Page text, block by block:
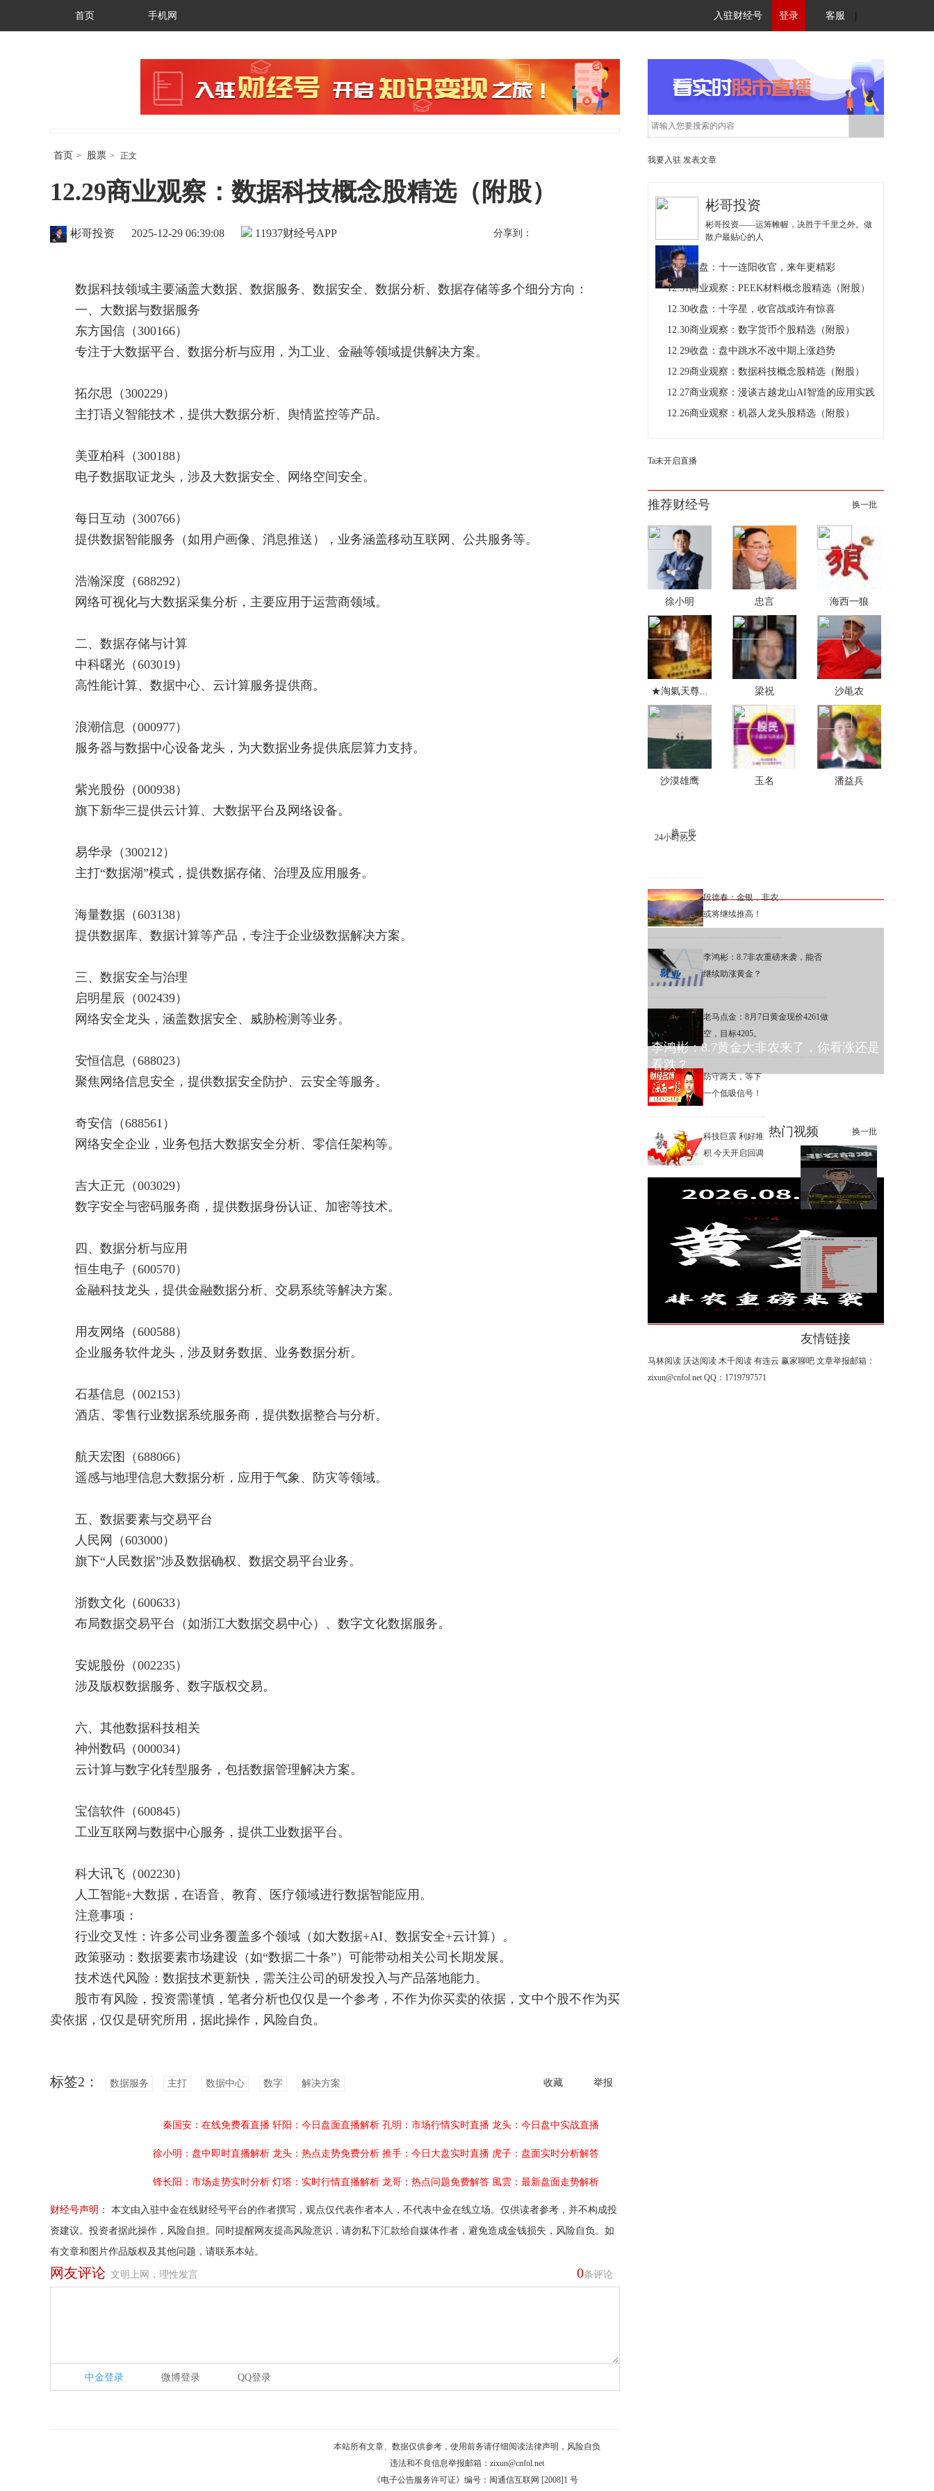
首页 手机网 入驻财经号 登录 客服
首页 > 股票 > 正文
12.29商业观察：数据科技概念股精选（附股）
财经号APP
彬哥投资 2025-12-29 06:39:08 11937 分享到：
数据科技领域主要涵盖大数据、数据服务、数据安全、数据分析、数据存储等多个细分方向：
一、大数据与数据服务
东方国信（300166）
专注于大数据平台、数据分析与应用，为工业、金融等领域提供解决方案。
拓尔思（300229）
主打语义智能技术，提供大数据分析、舆情监控等产品。
美亚柏科（300188）
电子数据取证龙头，涉及大数据安全、网络空间安全。
每日互动（300766）
提供数据智能服务（如用户画像、消息推送），业务涵盖移动互联网、公共服务等。
浩瀚深度（688292）
网络可视化与大数据采集分析，主要应用于运营商领域。
二、数据存储与计算
中科曙光（603019）
高性能计算、数据中心、云计算服务提供商。
浪潮信息（000977）
服务器与数据中心设备龙头，为大数据业务提供底层算力支持。
紫光股份（000938）
旗下新华三提供云计算、大数据平台及网络设备。
易华录（300212）
主打“数据湖”模式，提供数据存储、治理及应用服务。
海量数据（603138）
提供数据库、数据计算等产品，专注于企业级数据解决方案。
三、数据安全与治理
启明星辰（002439）
网络安全龙头，涵盖数据安全、威胁检测等业务。
安恒信息（688023）
聚焦网络信息安全，提供数据安全防护、云安全等服务。
奇安信（688561）
网络安全企业，业务包括大数据安全分析、零信任架构等。
吉大正元（003029）
数字安全与密码服务商，提供数据身份认证、加密等技术。
四、数据分析与应用
恒生电子（600570）
金融科技龙头，提供金融数据分析、交易系统等解决方案。
用友网络（600588）
企业服务软件龙头，涉及财务数据、业务数据分析。
石基信息（002153）
酒店、零售行业数据系统服务商，提供数据整合与分析。
航天宏图（688066）
遥感与地理信息大数据分析，应用于气象、防灾等领域。
五、数据要素与交易平台
人民网（603000）
旗下“人民数据”涉及数据确权、数据交易平台业务。
浙数文化（600633）
布局数据交易平台（如浙江大数据交易中心）、数字文化数据服务。
安妮股份（002235）
涉及版权数据服务、数字版权交易。
六、其他数据科技相关
神州数码（000034）
云计算与数字化转型服务，包括数据管理解决方案。
宝信软件（600845）
工业互联网与数据中心服务，提供工业数据平台。
科大讯飞（002230）
人工智能+大数据，在语音、教育、医疗领域进行数据智能应用。
注意事项：
行业交叉性：许多公司业务覆盖多个领域（如大数据+AI、数据安全+云计算）。
政策驱动：数据要素市场建设（如“数据二十条”）可能带动相关公司长期发展。
技术迭代风险：数据技术更新快，需关注公司的研发投入与产品落地能力。
股市有风险，投资需谨慎，笔者分析也仅仅是一个参考，不作为你买卖的依据，文中个股不作为买
卖依据，仅仅是研究所用，据此操作，风险自负。
收藏 举报
标签2： 数据服务 主打 数据中心 数字 解决方案
秦国安：在线免费看直播 轩阳：今日盘面直播解析 孔明：市场行情实时直播 龙头：今日盘中实战直播
徐小明：盘中即时直播解析 龙头：热点走势免费分析 推手：今日大盘实时直播 虎子：盘面实时分析解答
锋长阳：市场走势实时分析 灯塔：实时行情直播解析 龙哥：热点问题免费解答 風雲：最新盘面走势解析
财经号声明：
本文由入驻中金在线财经号平台的作者撰写，观点仅代表作者本人，不代表中金在线立场。仅供读者参考，并不构成投
资建议。投资者据此操作，风险自担。同时提醒网友提高风险意识，请勿私下汇款给自媒体作者，避免造成金钱损失，风险自负。如
有文章和图片作品版权及其他问题，请联系本站。
0条评论
网友评论 文明上网，理性发言
中金登录 微博登录 QQ登录
我要入驻 发表文章
彬哥投资
彬哥投资——运筹帷幄，决胜于千里之外。做
散户最贴心的人
12.31收盘：十一连阳收官，来年更精彩
12.31商业观察：PEEK材料概念股精选（附股）
12.30收盘：十字星，收官战或许有惊喜
12.30商业观察：数字货币个股精选（附股）
12.29收盘：盘中跳水不改中期上涨趋势
12.29商业观察：数据科技概念股精选（附股）
12.27商业观察：漫谈古越龙山AI智造的应用实践
12.26商业观察：机器人龙头股精选（附股）
Ta未开启直播
推荐财经号 换一批
徐小明 忠言 海西一狼
★淘氣天尊... 梁祝 沙黾农
沙漠雄鹰 玉名 潘益兵
24小时热文
换一批
段德春：金银，非农
或将继续推高！
李鸿彬：8.7非农重磅来袭，能否
继续助涨黄金？
老马点金：8月7日黄金现价4261做
空，目标4205。
防守两天，等下
一个低吸信号！
科技巨震 利好堆
积 今天开启回调
热门视频 换一批
李鸿彬：8.7黄金大非农来了，你看涨还是
看跌？
杨山海：8月非农进入倒计时阶
万锦晟8.7大非农能否助推黄金
继续走强？今日黄金解析
友情链接
马林阅读 沃达阅读 木千阅读 有连云 赢家聊吧 文章举报邮箱：
zixun@cnfol.net QQ：1719797571
本站所有文章、数据仅供参考，使用前务请仔细阅读法律声明 ，风险自负
违法和不良信息举报邮箱： zixun@cnfol.net
《电子公告服务许可证》编号：闽通信互联网 [2008]1 号